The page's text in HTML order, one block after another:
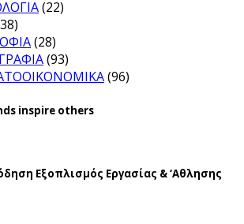
(22)
(28)
(93)
(96)
inspire others
Εξοπλισμός Εργασίας & ‘Aθλησης